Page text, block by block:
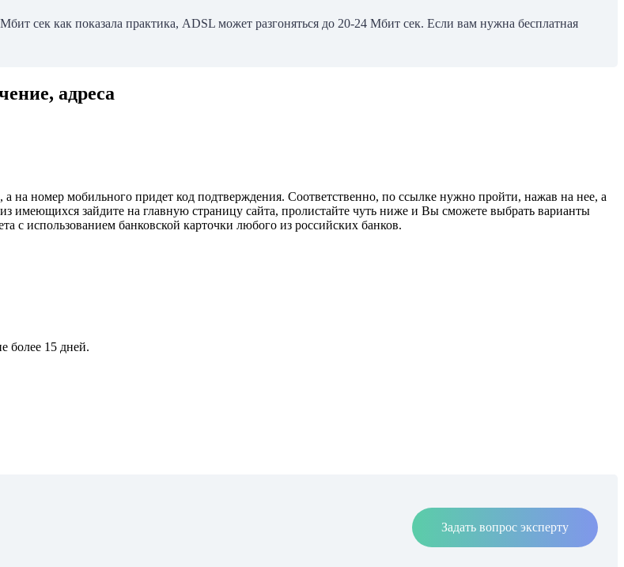
сек как показала практика, ADSL может разгоняться до 20-24 Мбит сек. Если вам нужна бесплатная
адреса
на номер мобильного придет код подтверждения. Соответственно, по ссылке нужно пройти, нажав на нее, а
имеющихся зайдите на главную страницу сайта, пролистайте чуть ниже и Вы сможете выбрать варианты
с использованием банковской карточки любого из российских банков.
более 15 дней.
Задать вопрос эксперту